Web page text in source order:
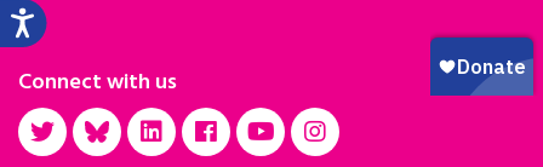
Connect with us